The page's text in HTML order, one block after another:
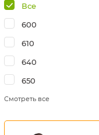
Все
600
610
640
650
Смотреть все